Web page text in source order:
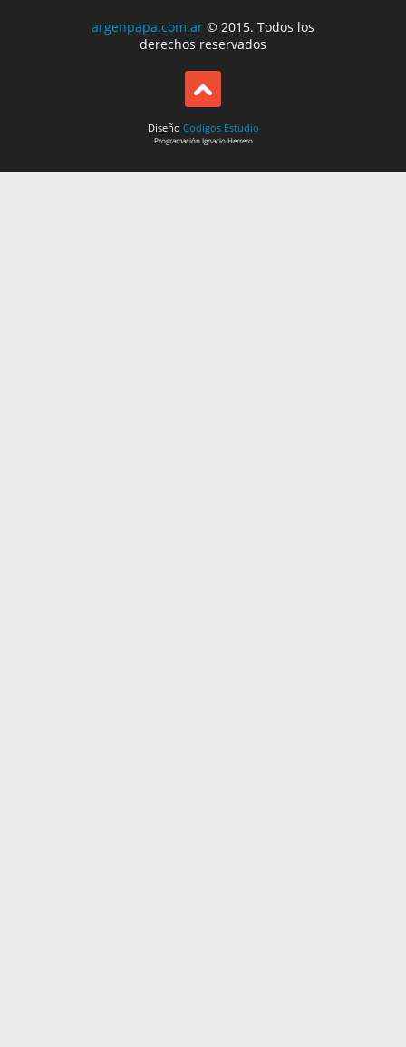
argenpapa.com.ar © 2015. Todos los
derechos reservados
Diseño Codigos Estudio
ProgramaciónIgnacio Herrero